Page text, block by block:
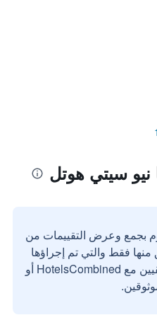
نيو سيتي هوتل
بجمع وعرض التقييمات من
فقط والتي تم إجراؤها
بواسطة مستخدمين حقيقيين مع HotelsCombined أو